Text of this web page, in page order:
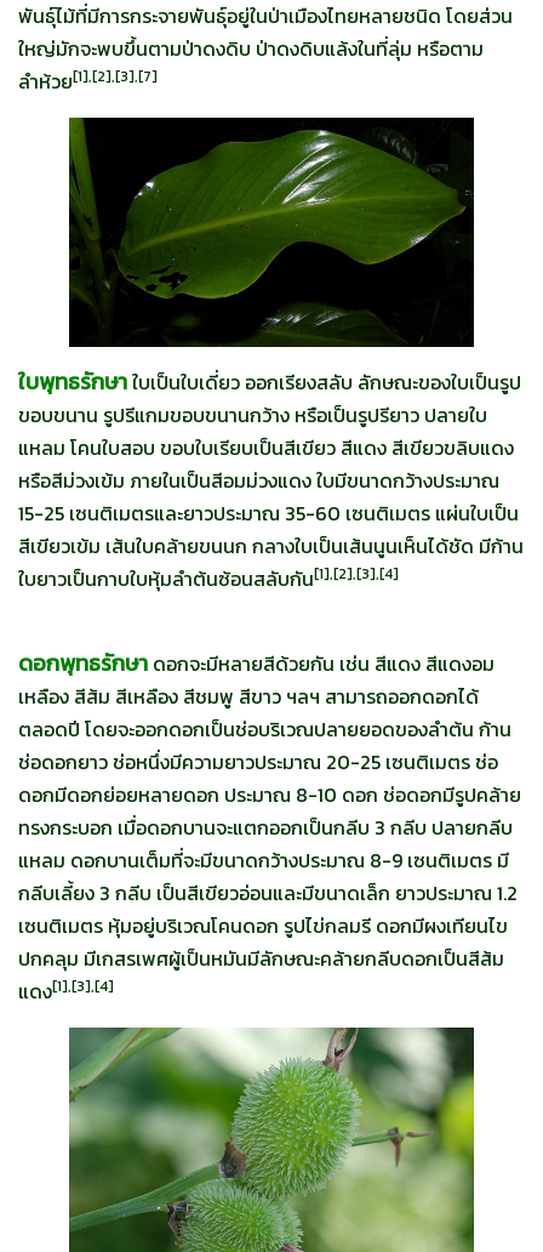
พันธุ์ไม้ที่มีการกระจายพันธุ์อยู่ในป่าเมืองไทยหลายชนิด โดยส่วน
ใหญ่มักจะพบขึ้นตามป่าดงดิบ ป่าดงดิบแล้งในที่ลุ่ม หรือตาม
ลำห้วย[1],[2],[3],[7]
ใบพุทธรักษาใบเป็นใบเดี่ยว ออกเรียงสลับ ลักษณะของใบเป็นรูป
ขอบขนาน รูปรีแกมขอบขนานกว้าง หรือเป็นรูปรียาว ปลายใบ
แหลม โคนใบสอบ ขอบใบเรียบเป็นสีเขียว สีแดง สีเขียวขลิบแดง
หรือสีม่วงเข้ม ภายในเป็นสีอมม่วงแดง ใบมีขนาดกว้างประมาณ
15-25 เซนติเมตรและยาวประมาณ 35-60 เซนติเมตร แผ่นใบเป็น
สีเขียวเข้ม เส้นใบคล้ายขนนก กลางใบเป็นเส้นนูนเห็นได้ชัด มีก้าน
ใบยาวเป็นกาบใบหุ้มลำต้นซ้อนสลับกัน[1],[2],[3],[4]
ดอกพุทธรักษา ดอกจะมีหลายสีด้วยกัน เช่น สีแดง สีแดงอม
เหลือง สีส้ม สีเหลือง สีชมพู สีขาว ฯลฯ สามารถออกดอกได้
ตลอดปี โดยจะออกดอกเป็นช่อบริเวณปลายยอดของลำต้น ก้าน
ช่อดอกยาว ช่อหนึ่งมีความยาวประมาณ 20-25 เซนติเมตร ช่อ
ดอกมีดอกย่อยหลายดอก ประมาณ 8-10 ดอก ช่อดอกมีรูปคล้าย
ทรงกระบอก เมื่อดอกบานจะแตกออกเป็นกลีบ 3 กลีบ ปลายกลีบ
แหลม ดอกบานเต็มที่จะมีขนาดกว้างประมาณ 8-9 เซนติเมตร มี
กลีบเลี้ยง 3 กลีบ เป็นสีเขียวอ่อนและมีขนาดเล็ก ยาวประมาณ 1.2
เซนติเมตร หุ้มอยู่บริเวณโคนดอก รูปไข่กลมรี ดอกมีผงเทียนไข
ปกคลุม มีเกสรเพศผู้เป็นหมันมีลักษณะคล้ายกลีบดอกเป็นสีส้ม
แดง[1],[3],[4]